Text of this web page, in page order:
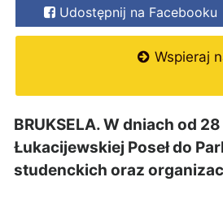
Udostępnij na Facebooku
Wspieraj
BRUKSELA. W dniach od
Łukacijewskiej Poseł do
studenckich oraz